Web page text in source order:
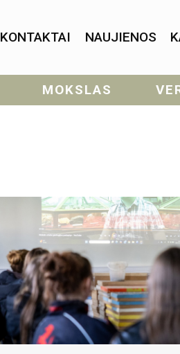
KONTAKTAI NAUJIENOS
MOKSLAS